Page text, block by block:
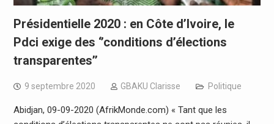
Présidentielle 2020 : en Côte d’Ivoire, le
Pdci exige des ‘’conditions d’élections
transparentes’’
9 septembre 2020 GBAKU Clarisse Politique
Abidjan, 09-09-2020 (AfrikMonde.com) « Tant que les